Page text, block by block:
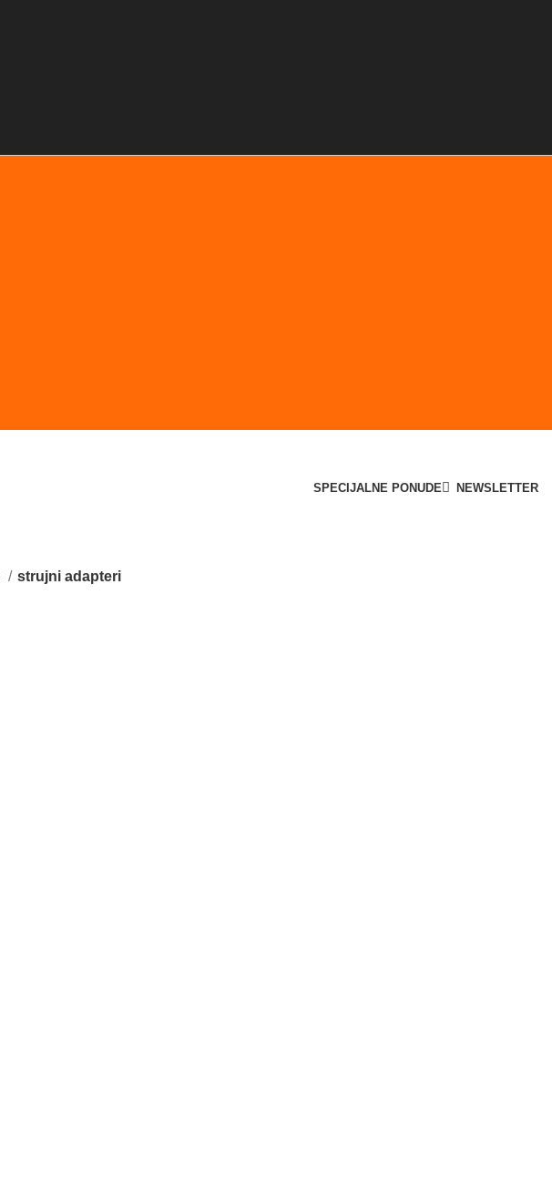
SPECIJALNE PONUDE
NEWSLETTER
strujni adapteri